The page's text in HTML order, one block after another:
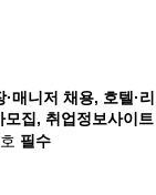
매니저 채용, 호텔·리
모집, 취업정보사이트
필수